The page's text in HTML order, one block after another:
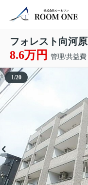
フォレスト向河原
8.6万円 管理/共益費
1/20